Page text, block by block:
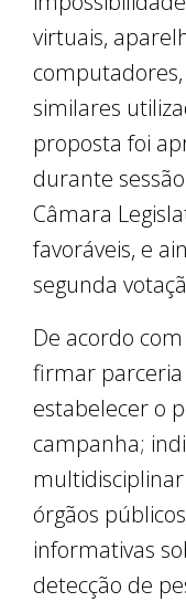
virtuais,
similares
proposta foi
durante
Câmara
favoráveis, e
segunda
De acordo
firmar
estabelecer o
campanha;
órgãos
informativas
detecção de